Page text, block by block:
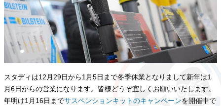
スタディは12月29日から1月5日まで冬季休業となりまして新年は1
月6日からの営業になります。皆様どうぞ宜しくお願いいたします。
年明け1月16日までサスペンションキットのキャンペーンを開催中で